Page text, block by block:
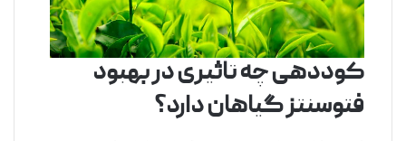
کوددهی چه تاثیری در بهبود
فتوسنتز گیاهان دارد؟